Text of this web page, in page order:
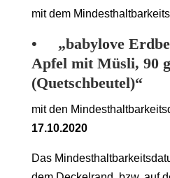
mit dem
• „babylove
Apfel mit Müsli, 90
(Quetschbeutel)“
mit den
17.10.2020
Das